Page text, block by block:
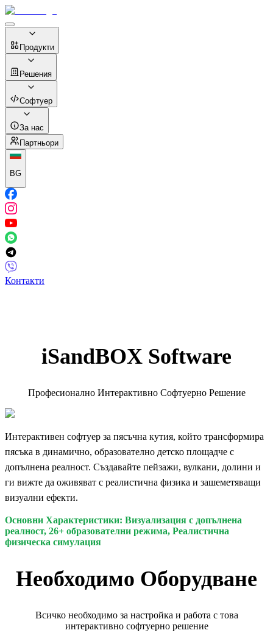
Продукти
Решения
Софтуер
За нас
Партньори
BG
Контакти
iSandBOX Software
Професионално Интерактивно Софтуерно Решение
Интерактивен софтуер за пясъчна кутия, който трансформира
пясъка в динамично, образователно детско площадче с
допълнена реалност. Създавайте пейзажи, вулкани, долини и
ги вижте да оживяват с реалистична физика и зашеметяващи
визуални ефекти.
Основни Характеристики: Визуализация с допълнена
реалност, 26+ образователни режима, Реалистична
физическа симулация
Необходимо Оборудване
Всичко необходимо за настройка и работа с това
интерактивно софтуерно решение